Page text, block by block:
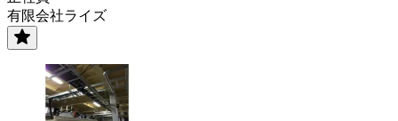
有限会社ライズ